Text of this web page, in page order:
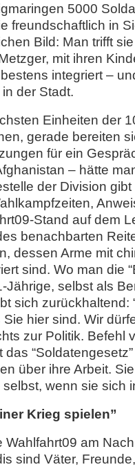
5000
freundschaftlich in
Bild: Man trifft
mit ihren
integriert –
der Stadt.
Einheiten der
gerade bereiten
für ein
– hätte
der Division
Stand auf dem
benachbarten
dessen Arme mit
sind. Wo man die
Jährige, selbst als
sich zurückhaltend:
hier sind. Wir
zur Politik. Befehl
über ihre Arbeit.
wenn sie sich
Krieg spielen”
Wahlfahrt09 am
sind Väter,